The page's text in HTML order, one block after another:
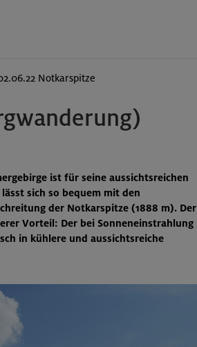
Notkarspitze
ist für seine aussichtsreichen
sich so bequem mit den
der Notkarspitze (1888 m). Der
Vorteil: Der bei Sonneneinstrahlung
in kühlere und aussichtsreiche